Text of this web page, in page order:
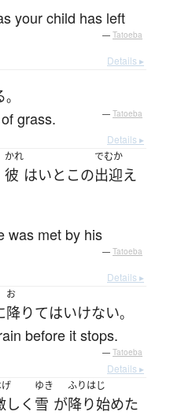
your child has left
— Tatoeba
Details ▸
。
grass. — Tatoeba
Details ▸
かれ
彼 はいとこの
でむか
出迎え
was met by his
— Tatoeba
Details ▸
お
降りてはいけない。
before it stops.
— Tatoeba
Details ▸
しく
ゆき
雪 が
ふりはじ
降り始めた